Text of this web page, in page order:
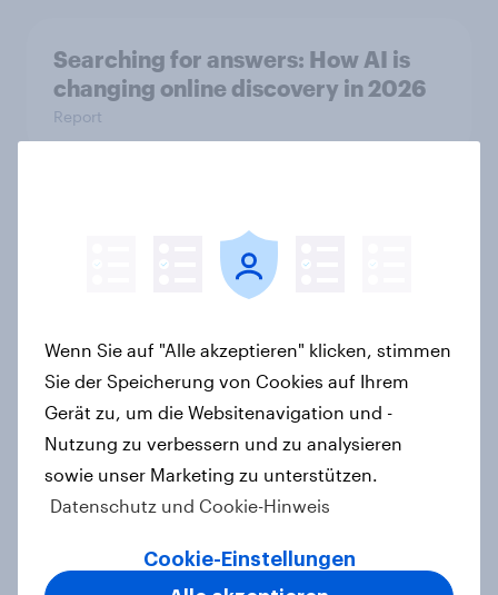
Searching for answers: How AI is
changing online discovery in 2026
Report
Von Versorgung zu Inspiration: Wie
sich die Rolle der Frischetheke im
Lebensmitteleinzelhandel wandelt
Marken im Pride-Check 2026:
Zwischen Haltung und Wirkung
Report
"High Protein" ist vom Fitness- zum
Wenn Sie auf "Alle akzeptieren" klicken, stimmen
Sie der Speicherung von Cookies auf Ihrem
Gerät zu, um die Websitenavigation und -
Nutzung zu verbessern und zu analysieren
sowie unser Marketing zu unterstützen.
Datenschutz und Cookie-Hinweis
Cookie-Einstellungen